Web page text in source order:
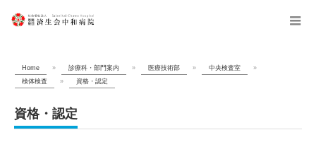
menu
Home » 診療科・部門案内 » 医療技術部 » 中央検査室
»
検体検査
» 資格・認定
資格・認定